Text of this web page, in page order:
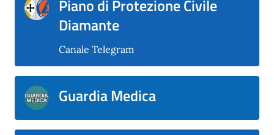
Piano di Protezione Civile
Diamante
Canale Telegram
Guardia Medica